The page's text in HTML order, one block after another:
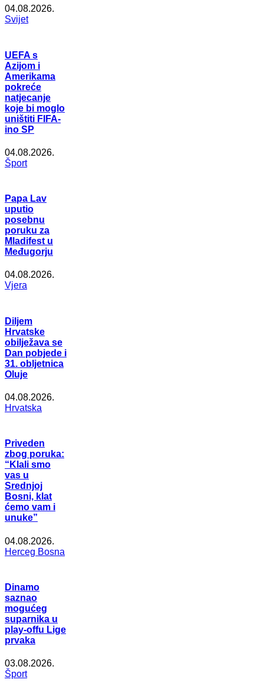
04.08.2026.
Svijet
UEFA s
Azijom i
Amerikama
pokreće
natjecanje
koje bi moglo
uništiti FIFA-
ino SP
04.08.2026.
Šport
Papa Lav
uputio
posebnu
poruku za
Mladifest u
Međugorju
04.08.2026.
Vjera
Diljem
Hrvatske
obilježava se
Dan pobjede i
31. obljetnica
Oluje
04.08.2026.
Hrvatska
Priveden
zbog poruka:
“Klali smo
vas u
Srednjoj
Bosni, klat
ćemo vam i
unuke”
04.08.2026.
Herceg Bosna
Dinamo
saznao
mogućeg
suparnika u
play-offu Lige
prvaka
03.08.2026.
Šport